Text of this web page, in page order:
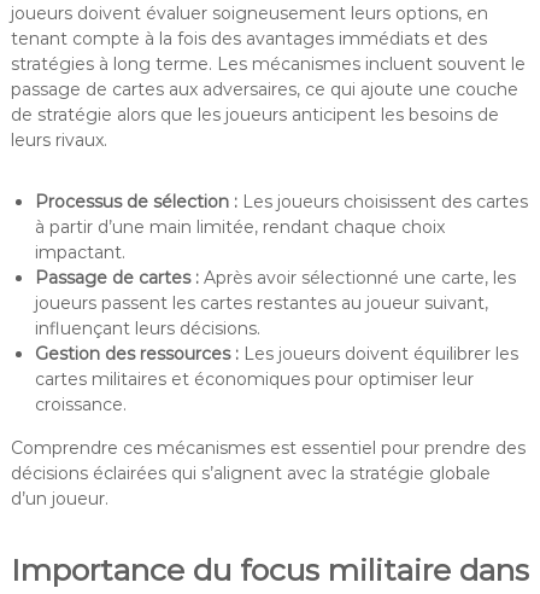
joueurs doivent évaluer soigneusement leurs options, en
tenant compte à la fois des avantages immédiats et des
stratégies à long terme. Les mécanismes incluent souvent le
passage de cartes aux adversaires, ce qui ajoute une couche
de stratégie alors que les joueurs anticipent les besoins de
leurs rivaux.
Processus de sélection :Les joueurs choisissent des cartes
à partir d’une main limitée, rendant chaque choix
impactant.
Passage de cartes :Après avoir sélectionné une carte, les
joueurs passent les cartes restantes au joueur suivant,
influençant leurs décisions.
Gestion des ressources :Les joueurs doivent équilibrer les
cartes militaires et économiques pour optimiser leur
croissance.
Comprendre ces mécanismes est essentiel pour prendre des
décisions éclairées qui s’alignent avec la stratégie globale
d’un joueur.
Importance du focus militaire dans